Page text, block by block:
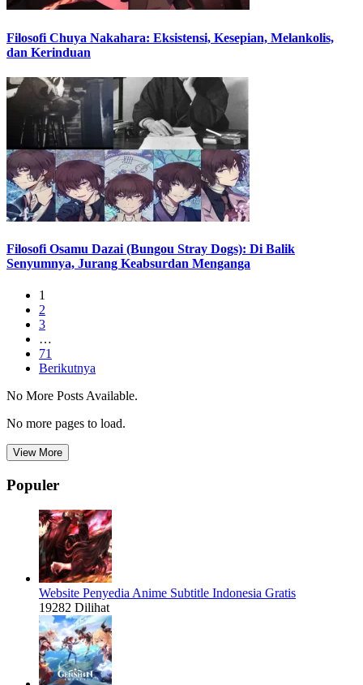
Filosofi Chuya Nakahara: Eksistensi, Kesepian, Melankolis,
dan Kerinduan
Filosofi Osamu Dazai (Bungou Stray Dogs): Di Balik
Senyumnya, Jurang Keabsurdan Menganga
1
2
3
…
71
Berikutnya
No More Posts Available.
No more pages to load.
View More
Populer
Website Penyedia Anime Subtitle Indonesia Gratis
19282 Dilihat